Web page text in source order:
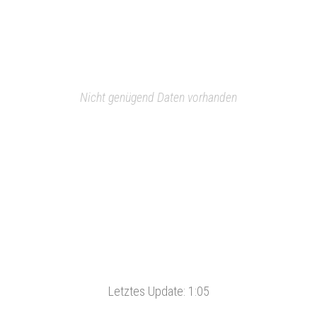
Nicht genügend Daten vorhanden
Letztes Update: 1:05